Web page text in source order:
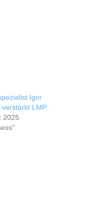
Igor
verstärkt LMP
2025